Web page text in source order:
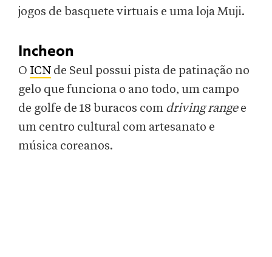
jogos de basquete virtuais e uma loja Muji.
Incheon
O ICN de Seul possui pista de patinação no
gelo que funciona o ano todo, um campo
de golfe de 18 buracos com driving rangee
um centro cultural com artesanato e
música coreanos.